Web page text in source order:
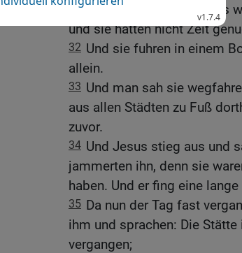
und ruht ein wenig. Denn es
und sie hatten nicht Zeit
32 Und sie fuhren in einem
allein.
33 Und man sah sie
aus allen Städten zu Fuß
zuvor.
34 Und Jesus stieg aus und
jammerten ihn, denn sie
haben. Und er fing eine
35 Da nun der Tag fast
ihm und sprachen: Die
vergangen;